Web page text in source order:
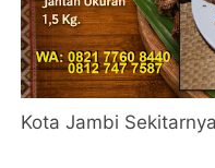
Kota Jambi